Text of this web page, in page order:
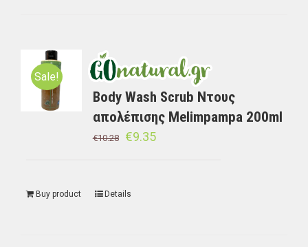
Sale!
Body Wash Scrub Ντους
απολέπισης Melimpampa 200ml
€10.28 €9.35
Buy product Details